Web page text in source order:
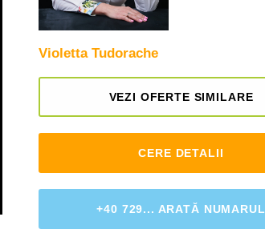
Violetta Tudorache
VEZI OFERTE SIMILARE
CERE DETALII
+40 729... ARATĂ NUMARUL